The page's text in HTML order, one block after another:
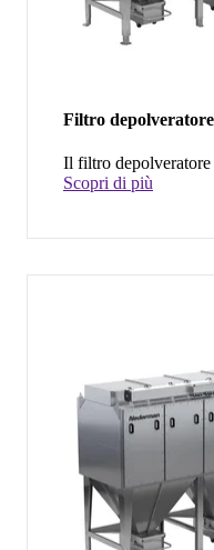
Filtro
Il filtro depolveratore
Scopri di più